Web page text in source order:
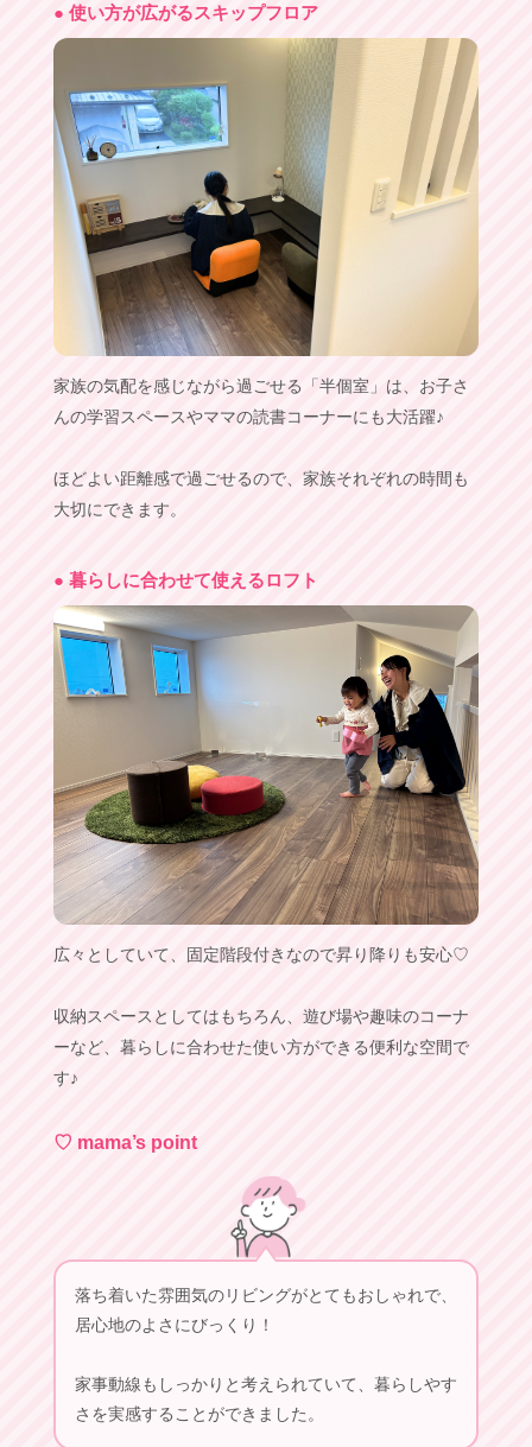
● 使い方が広がるスキップフロア
家族の気配を感じながら過ごせる「半個室」は、お子さ
んの学習スペースやママの読書コーナーにも大活躍♪
ほどよい距離感で過ごせるので、家族それぞれの時間も
大切にできます。
● 暮らしに合わせて使えるロフト
広々としていて、固定階段付きなので昇り降りも安心♡
収納スペースとしてはもちろん、遊び場や趣味のコーナ
ーなど、暮らしに合わせた使い方ができる便利な空間で
す♪
♡ mama’s point
落ち着いた雰囲気のリビングがとてもおしゃれで、
居心地のよさにびっくり！
家事動線もしっかりと考えられていて、暮らしやす
さを実感することができました。